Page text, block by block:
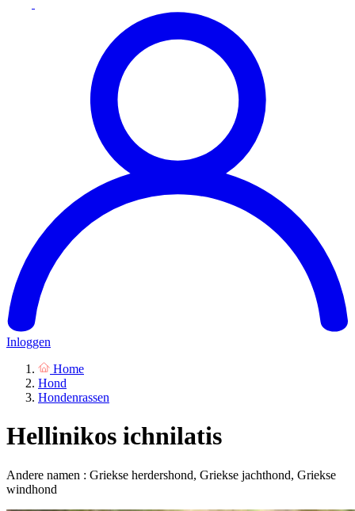
Inloggen
Home
Hond
Hondenrassen
Hellinikos ichnilatis
Andere namen : Griekse herdershond, Griekse jachthond, Griekse
windhond